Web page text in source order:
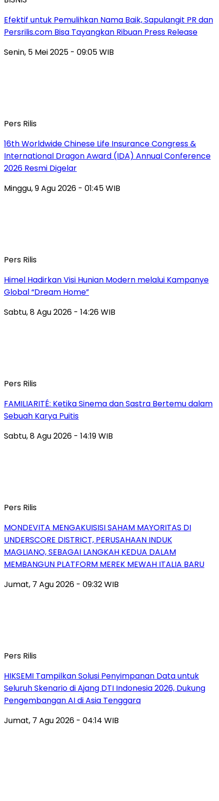
Efektif untuk Pemulihkan Nama Baik, Sapulangit PR dan
Persrilis.com Bisa Tayangkan Ribuan Press Release
Senin, 5 Mei 2025 - 09:05 WIB
Pers Rilis
16th Worldwide Chinese Life Insurance Congress &
International Dragon Award (IDA) Annual Conference
2026 Resmi Digelar
Minggu, 9 Agu 2026 - 01:45 WIB
Pers Rilis
Himel Hadirkan Visi Hunian Modern melalui Kampanye
Global “Dream Home”
Sabtu, 8 Agu 2026 - 14:26 WIB
Pers Rilis
FAMILIARITÉ: Ketika Sinema dan Sastra Bertemu dalam
Sebuah Karya Puitis
Sabtu, 8 Agu 2026 - 14:19 WIB
Pers Rilis
MONDEVITA MENGAKUISISI SAHAM MAYORITAS DI
UNDERSCORE DISTRICT, PERUSAHAAN INDUK
MAGLIANO, SEBAGAI LANGKAH KEDUA DALAM
MEMBANGUN PLATFORM MEREK MEWAH ITALIA BARU
Jumat, 7 Agu 2026 - 09:32 WIB
Pers Rilis
HIKSEMI Tampilkan Solusi Penyimpanan Data untuk
Seluruh Skenario di Ajang DTI Indonesia 2026, Dukung
Pengembangan AI di Asia Tenggara
Jumat, 7 Agu 2026 - 04:14 WIB